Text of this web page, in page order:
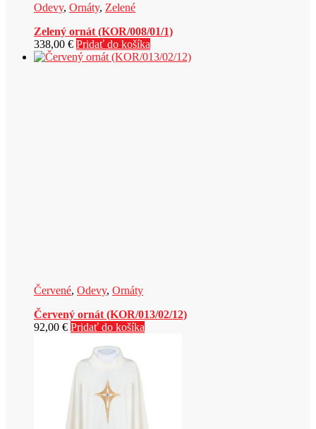
Odevy, Ornáty, Zelené
Zelený ornát (KOR/008/01/1)
338,00 € Pridať do košíka
Červené, Odevy, Ornáty
Červený ornát (KOR/013/02/12)
92,00 € Pridať do košíka